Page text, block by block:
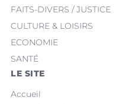
FAITS-DIVERS / JUSTICE
CULTURE & LOISIRS
ECONOMIE
SANTÉ
LE SITE
Accueil